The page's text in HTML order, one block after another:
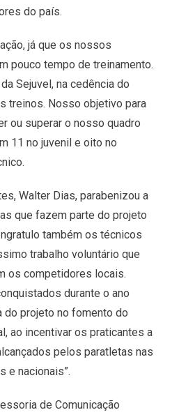
do país.
já que os nossos
pouco tempo de treinamento.
Sejuvel, na cedência do
treinos. Nosso objetivo para
ou superar o nosso quadro
11 no juvenil e oito no
Walter Dias, parabenizou a
que fazem parte do projeto
também os técnicos
trabalho voluntário que
os competidores locais.
durante o ano
do projeto no fomento do
ao incentivar os praticantes a
pelos paratletas nas
e nacionais”.
de Comunicação